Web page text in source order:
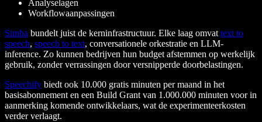
Analyselagen
Workflowaanpassingen
Simba bundelt juist de kerninfrastructuur. Elke laag omvat text to
speech, speech to text, conversationele orkestratie en LLM-
inference. Zo kunnen bedrijven hun budget afstemmen op werkelijk
gebruik, zonder verrassingen door versnipperde doorbelastingen.
Speechify biedt ook 10.000 gratis minuten per maand in het
basisabonnement en een Build Grant van 1.000.000 minuten voor in
aanmerking komende ontwikkelaars, wat de experimenteerkosten
verder verlaagt.